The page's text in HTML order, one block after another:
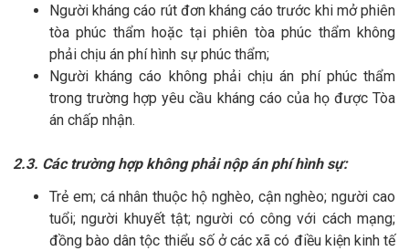
Người kháng cáo rút đơn kháng cáo trước khi mở phiên
tòa phúc thẩm hoặc tại phiên tòa phúc thẩm không
phải chịu án phí hình sự phúc thẩm;
Người kháng cáo không phải chịu án phí phúc thẩm
trong trường hợp yêu cầu kháng cáo của họ được Tòa
án chấp nhận.
2.3. Các trường hợp không phải nộp án phí hình sự:
Trẻ em; cá nhân thuộc hộ nghèo, cận nghèo; người cao
tuổi; người khuyết tật; người có công với cách mạng;
đồng bào dân tộc thiểu số ở các xã có điều kiện kinh tế